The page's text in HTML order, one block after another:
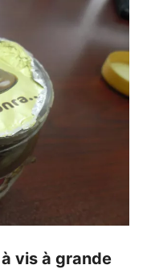
vis à grande